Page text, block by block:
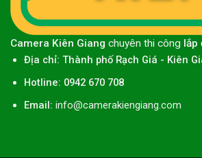
Camera Kiên Giang chuyên thi công lắp
Địa chỉ: Thành phố Rạch Giá - Kiên
Hotline: 0942 670 708
Email: info@camerakiengiang.com